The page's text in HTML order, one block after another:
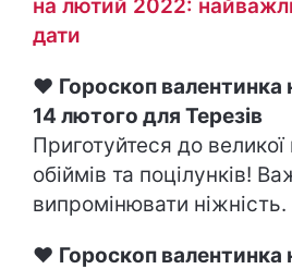
на лютий 2022:
дати
♥ Гороскоп валентинка
14 лютого для Терезів
Приготуйтеся до великої
обіймів та поцілунків!
випромінювати ніжність.
♥ Гороскоп валентинка